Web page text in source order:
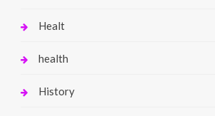
Healt
health
History